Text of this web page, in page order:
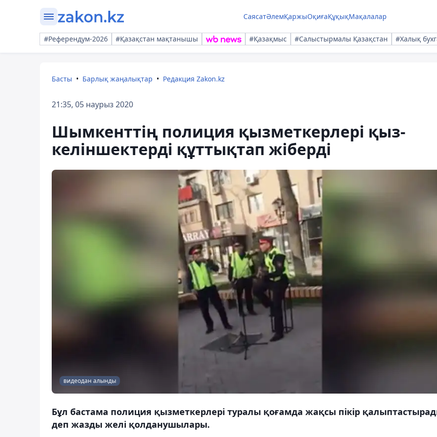
СаясатӘлемҚаржыОқиғаҚұқықМақалалар
#Референдум-2026 #Қазақстан мақтанышы #Қазақмыс #Салыстырмалы Қазақстан #Халық
Басты Барлық жаңалықтар Редакция Zakon.kz
21:35, 05 наурыз 2020
Шымкенттің полиция қызметкерлері қыз-
келіншектерді құттықтап жіберді
видеодан алынды
Бұл бастама полиция қызметкерлері туралы қоғамда жақсы пікір
деп жазды желі қолданушылары.